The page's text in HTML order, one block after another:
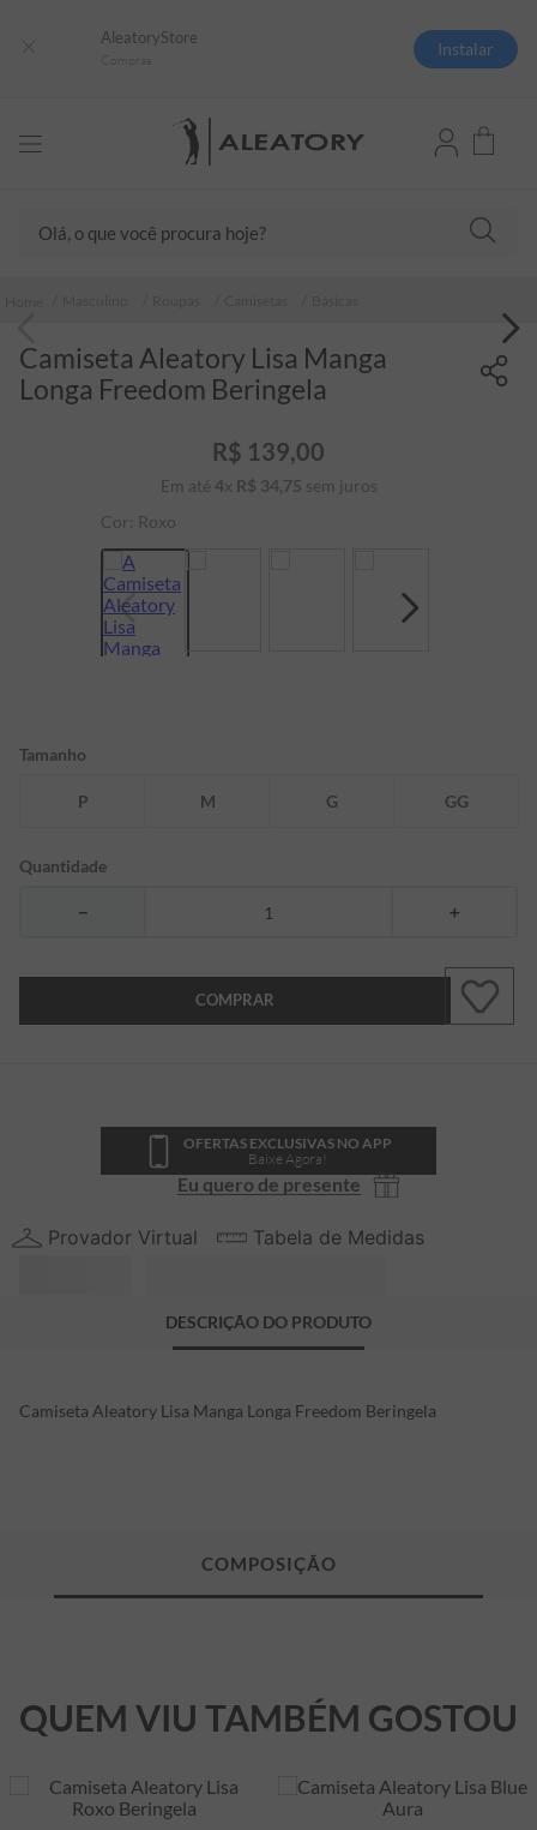
AleatoryStore
Instalar
Camiseta Aleatory Lisa Manga
Longa Freedom Beringela
R$ 139,00
Em até 4x R$ 34,75 sem juros
Cor: Roxo
Tamanho
P M G GG
Quantidade
＋
－
COMPRAR
OFERTAS EXCLUSIVAS NO APP
Baixe Agora!
Eu quero de presente
Provador Virtual Tabela de Medidas
DESCRIÇÃO DO PRODUTO
Camiseta Aleatory Lisa Manga Longa Freedom Beringela
QUEM VIU TAMBÉM GOSTOU
2º
camiseta listrada
3º
boné
4º
camiseta
5º
pima